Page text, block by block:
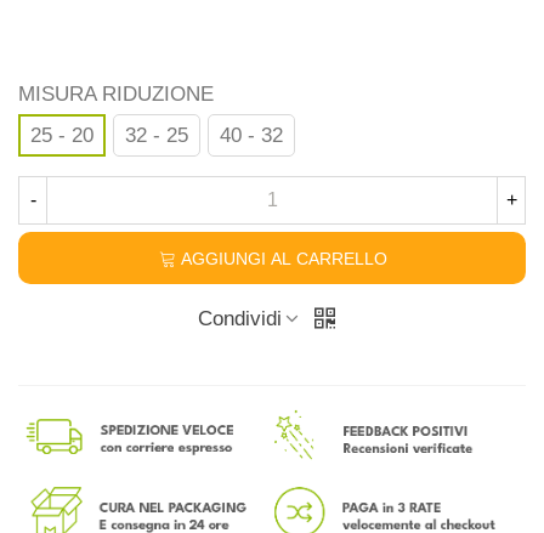
MISURA RIDUZIONE
25 - 20
32 - 25 40 - 32
- +
AGGIUNGI AL CARRELLO
Condividi